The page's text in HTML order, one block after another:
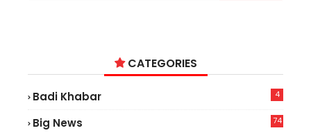
CATEGORIES
Badi Khabar 4
Big News
74